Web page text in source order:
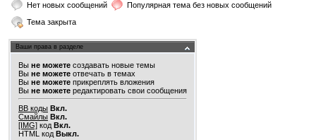
Нет новых сообщений
Популярная тема без новых сообщений
Тема закрыта
Ваши права в разделе
Вы не можете создавать новые темы
Вы не можете отвечать в темах
Вы не можете прикреплять вложения
Вы не можете редактировать свои сообщения
BB коды Вкл.
Смайлы Вкл.
[IMG] код Вкл.
HTML код Выкл.